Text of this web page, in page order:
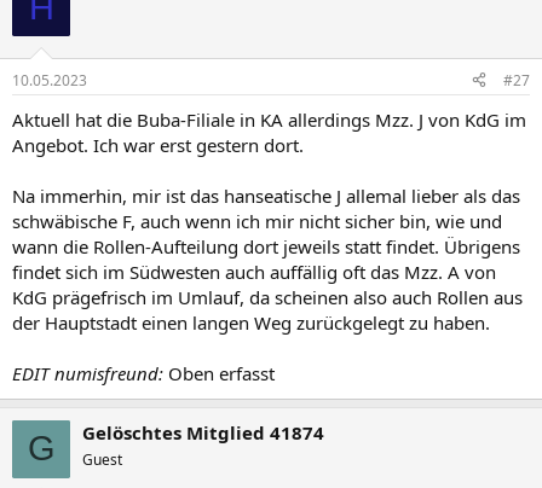
e
:
10.05.2023 #27
Aktuell hat die Buba-Filiale in KA allerdings Mzz. J von KdG im
Angebot. Ich war erst gestern dort.
Na immerhin, mir ist das hanseatische J allemal lieber als das
schwäbische F, auch wenn ich mir nicht sicher bin, wie und
wann die Rollen-Aufteilung dort jeweils statt findet. Übrigens
findet sich im Südwesten auch auffällig oft das Mzz. A von
KdG prägefrisch im Umlauf, da scheinen also auch Rollen aus
der Hauptstadt einen langen Weg zurückgelegt zu haben.
EDIT numisfreund: Oben erfasst
G Gelöschtes Mitglied 41874
Guest